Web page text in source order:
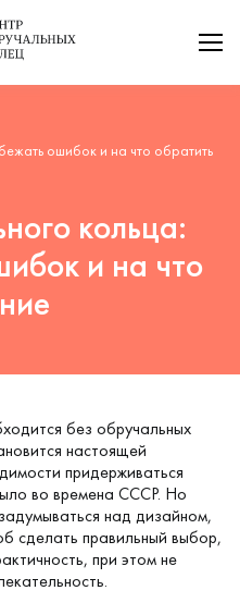
ошибок и на что обратить
кольца:
и на что
без обручальных
настоящей
придерживаться
во времена СССР. Но
над дизайном,
сделать правильный выбор,
при этом не